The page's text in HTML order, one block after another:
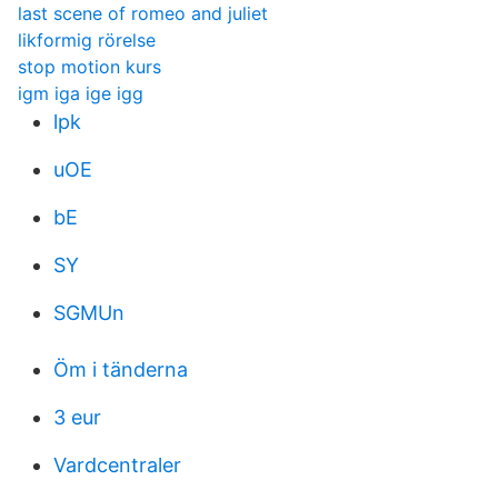
last scene of romeo and juliet
likformig rörelse
stop motion kurs
igm iga ige igg
lpk
uOE
bE
SY
SGMUn
Öm i tänderna
3 eur
Vardcentraler